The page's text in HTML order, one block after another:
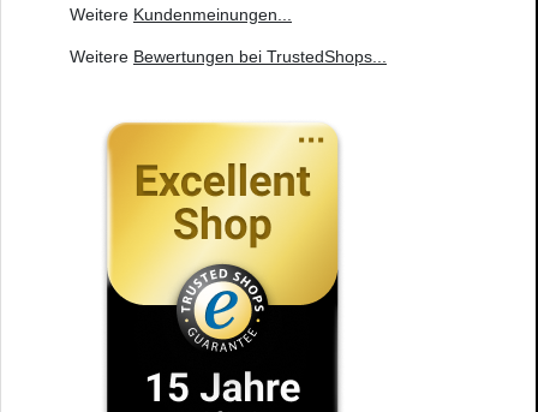
Weitere Kundenmeinungen...
Weitere Bewertungen bei TrustedShops...